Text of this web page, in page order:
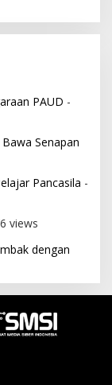
PAUD -
Senapan
Pancasila -
views
dengan